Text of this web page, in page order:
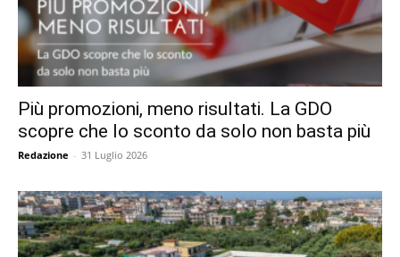
Più promozioni, meno risultati. La GDO
scopre che lo sconto da solo non basta più
Redazione - 31 Luglio 2026